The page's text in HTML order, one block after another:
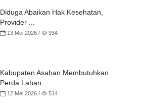
Diduga Abaikan Hak Kesehatan,
Provider ...
13 Mei 2026 / 934
Kabupaten Asahan Membutuhkan
Perda Lahan ...
12 Mei 2026 / 514